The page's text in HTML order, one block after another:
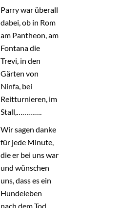
Parry war überall
dabei, ob in Rom
am Pantheon, am
Fontana die
Trevi, in den
Gärten von
Ninfa, bei
Reitturnieren, im
Stall,………….
Wir sagen danke
für jede Minute,
die er bei uns war
und wünschen
uns, dass es ein
Hundeleben
nach dem Tod